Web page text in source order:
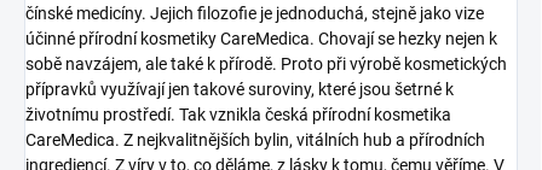
čínské medicíny. Jejich filozofie je jednoduchá, stejně jako vize
účinné přírodní kosmetiky CareMedica. Chovají se hezky nejen k
sobě navzájem, ale také k přírodě. Proto při výrobě kosmetických
přípravků využívají jen takové suroviny, které jsou šetrné k
životnímu prostředí. Tak vznikla česká přírodní kosmetika
CareMedica. Z nejkvalitnějších bylin, vitálních hub a přírodních
ingrediencí. Z víry v to, co děláme, z lásky k tomu, čemu věříme. V